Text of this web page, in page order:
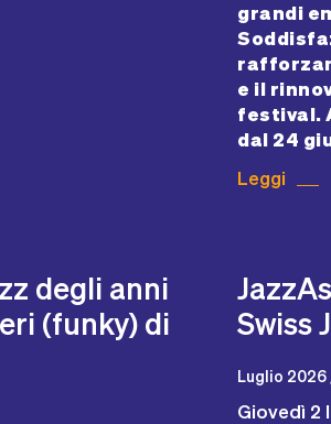
grandi
e il
festival.
dal 24
Leggi
degli anni
(funky) di
Swiss
Luglio 2026
Giovedì 2